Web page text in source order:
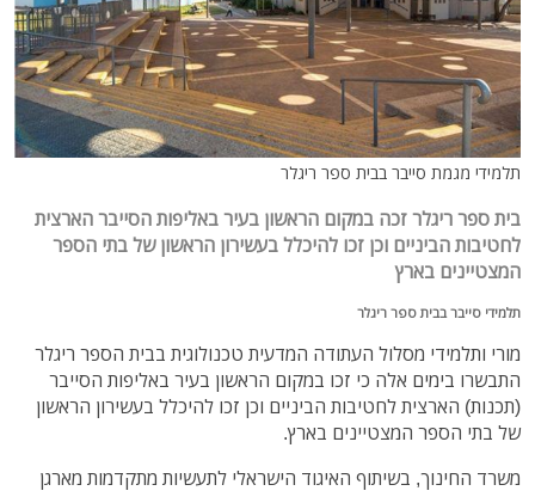
תלמידי מגמת סייבר בבית ספר ריגלר
בית ספר ריגלר זכה במקום הראשון בעיר באליפות הסייבר הארצית
לחטיבות הביניים וכן זכו להיכלל בעשירון הראשון של בתי הספר
המצטיינים בארץ
תלמידי סייבר בבית ספר ריגלר
מורי ותלמידי מסלול העתודה המדעית טכנולוגית בבית הספר ריגלר
התבשרו בימים אלה כי זכו במקום הראשון בעיר באליפות הסייבר
(תכנות) הארצית לחטיבות הביניים וכן זכו להיכלל בעשירון הראשון
של בתי הספר המצטיינים בארץ.
משרד החינוך, בשיתוף האיגוד הישראלי לתעשיות מתקדמות מארגן